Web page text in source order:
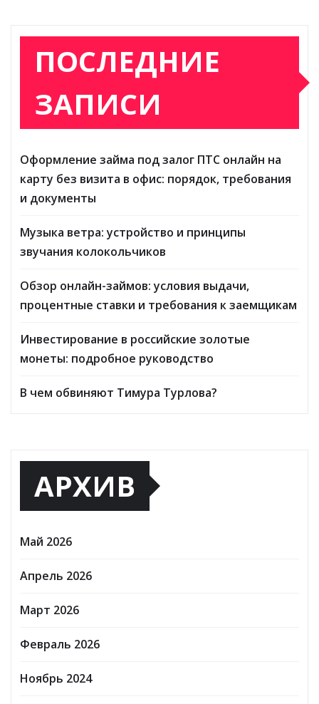
ПОСЛЕДНИЕ
ЗАПИСИ
Оформление займа под залог ПТС онлайн на
карту без визита в офис: порядок, требования
и документы
Музыка ветра: устройство и принципы
звучания колокольчиков
Обзор онлайн-займов: условия выдачи,
процентные ставки и требования к заемщикам
Инвестирование в российские золотые
монеты: подробное руководство
В чем обвиняют Тимура Турлова?
АРХИВ
Май 2026
Апрель 2026
Март 2026
Февраль 2026
Ноябрь 2024